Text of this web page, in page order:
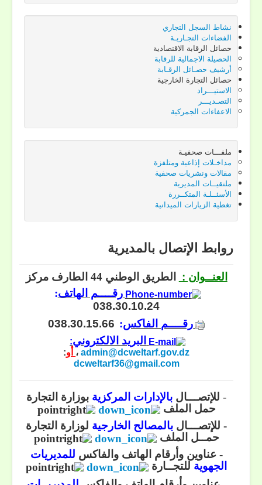
نشاط السجل التجاري
الفضاءات التجـاريـة
حصائل الرقابة الاقتصادية
الحصيلة الاجمالية للرقابة
أرشيف حصـائل الرقـابة
حصائل التجارة الخارجية
الاستيـــراد
التصـديـــر
الاعفاءات الجمركية
ملفـــات صحفيـة
مداخـلات إذاعية ومتلفزة
مقالات ونشريات صحفية
ملتقيــات المديرية
الأسئــلـة المتكــررة
تغطية الزيارات الميدانية
روابط الإتصال بالمديرية
العنــوان :
الطريق الوطني 44 الطارف مركز
رقــــم الهاتف:
038.30.10.24
رقــــم الفاكس:
038.30.15.66
البريد الالكتروني:
admin@dcweltarf.gov.dz، أو:
dcweltarf36@gmail.com
-للإتصـــال بالإدارات المركزية بوزارة التجارة
حمل الملف
- للإتصـــال بالمصالح الخارجية لوزارة التجارة
حمــل الملف
- عناوين وأرقام الهاتف والفاكس للمديريات
الجهوية للتجــارة